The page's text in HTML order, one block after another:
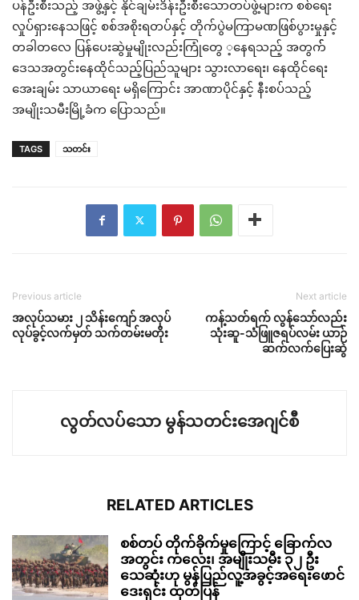
ပန်ဦးစီးသည့် အဖွဲ့နှင့် နိုင်ချမ်းဒိန်းဦးစီးသောတပ်ဖွဲ့များက စစ်ရေး
လှုပ်ရှားနေသဖြင့် စစ်အစိုးရတပ်နှင့် တိုက်ပွဲမကြာမဏဖြစ်ပွားမှုနှင့်
တခါတလေ ပြန်ပေးဆွဲမှုမျိုးလည်းကြုံတွေ ့နေရသည့် အတွက််
ဒေသအတွင်းနေထိုင်သည့်ပြည်သူများ သွားလာရေး၊ နေထိုင်ရေး
အေးချမ်း သာယာရေး မရှိကြောင်း အာဏာပိုင်နှင့် နီးစပ်သည့်
အမျိုးသမီးမြို့ခံက ပြောသည်။
TAGS သတင်း
Previous article
အလုပ်သမား ၂ သိန်းကျော် အလုပ်
လုပ်ခွင့်လက်မှတ် သက်တမ်းမတိုး
Next article
ကန့်သတ်ရက် လွန်သော်လည်း
သုံးဆူ-သံဖြူဇရပ်လမ်း ယာဉ်
ဆက်လက်ပြေးဆွဲ
လွတ်လပ်သော မွန်သတင်းအေဂျင်စီ
RELATED ARTICLES
စစ်တပ် တိုက်ခိုက်မှုကြောင့် ခြောက်လ
အတွင်း ကလေး၊ အမျိုးသမီး ၃၂ ဦး
သေဆုံးဟု မွန်ပြည်လူ့အခွင့်အရေးဖောင်
ဒေးရှင်း ထုတ်ပြန်